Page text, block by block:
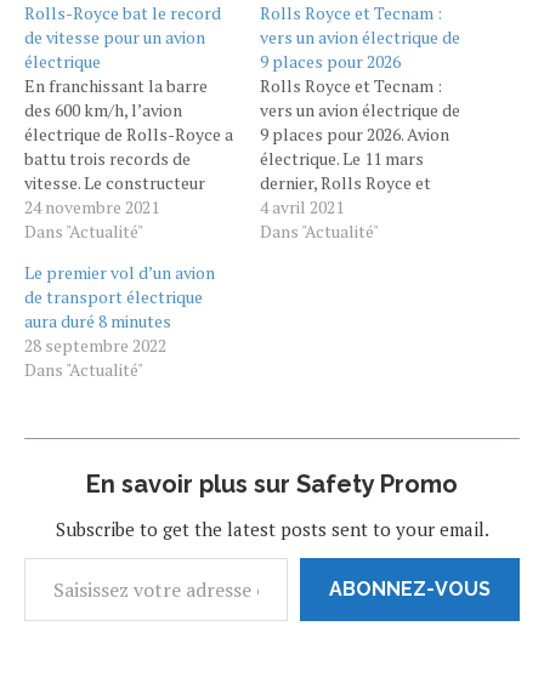
Rolls-Royce bat le record
de vitesse pour un avion
électrique
En franchissant la barre
des 600 km/h, l’avion
électrique de Rolls-Royce a
battu trois records de
vitesse. Le constructeur
automobile britannique ne
cache pas ses ambitions
électrique. Le 16 novembre
2021, le Spirit of Innovation,
l’aéronef électrique de
Rolls-Royce, a battu trois
records du monde dans le…
24 novembre 2021
Dans "Actualité"
Rolls Royce et Tecnam :
vers un avion électrique de
9 places pour 2026
Rolls Royce et Tecnam :
vers un avion électrique de
9 places pour 2026. Avion
électrique. Le 11 mars
dernier, Rolls Royce et
Tecnam ont annoncé une
collaboration avec
4 avril 2021
Dans "Actualité"
Le premier vol d’un avion
de transport électrique
aura duré 8 minutes
28 septembre 2022
Dans "Actualité"
En savoir plus sur Safety Promo
Subscribe to get the latest posts sent to your email.
ABONNEZ-VOUS